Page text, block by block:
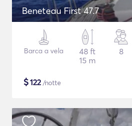
Beneteau First 47.7
Barca a vela
48 ft
15 m
8
$122/notte